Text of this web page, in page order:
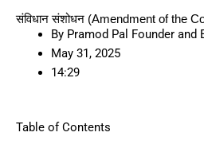
संविधान संशोधन (Amendment of the
By Pramod Pal Founder and
May 31, 2025
14:29
Table of Contents